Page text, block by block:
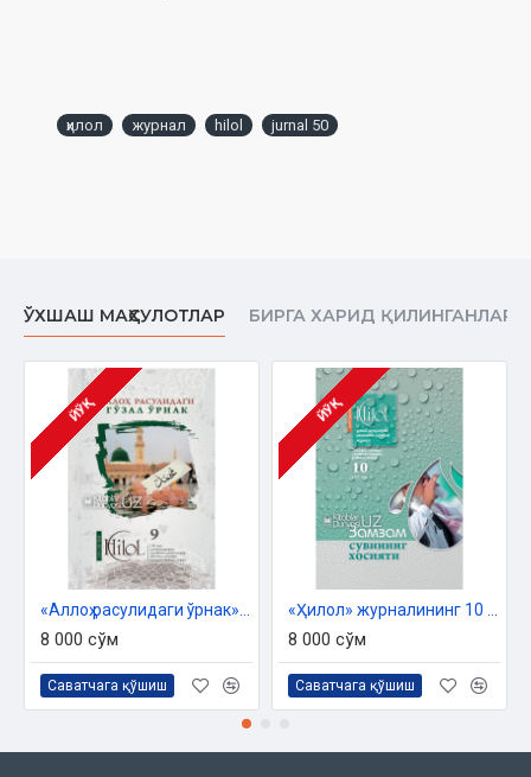
ҳилол журнал hilol jurnal 50
ЎХШАШ МАҲСУЛОТЛАР БИРГА ХАРИД ҚИЛИНГАНЛАР
ЙЎҚ
8 000 сўм
Саватчага қўшиш
ЙЎҚ
8 000 сўм
Саватчага қўшиш